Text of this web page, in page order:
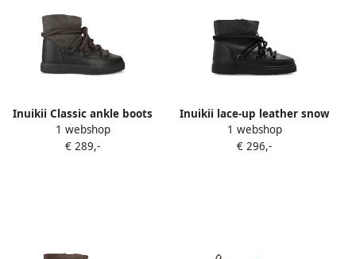
Inuikii Classic ankle boots
Grijs
1 webshop
€ 289,-
Inuikii lace-up leather snow
boots Zwart
1 webshop
€ 296,-